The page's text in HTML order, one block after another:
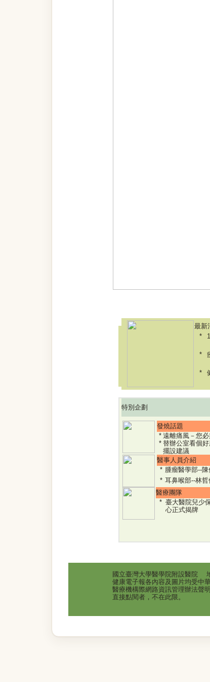
最新
特別企劃
發燒話題
遠離痛風－您
替辦公室看個
擺設建議
醫事人員介紹
腫瘤醫學部--
耳鼻喉部--林
醫療團隊
臺大醫院兒少
心正式揭牌
國立臺灣大學醫學院附設醫院
健康電子報各內容及圖片均受中
醫療機構際網路資訊管理辦法聲
直接點閱者，不在此限。